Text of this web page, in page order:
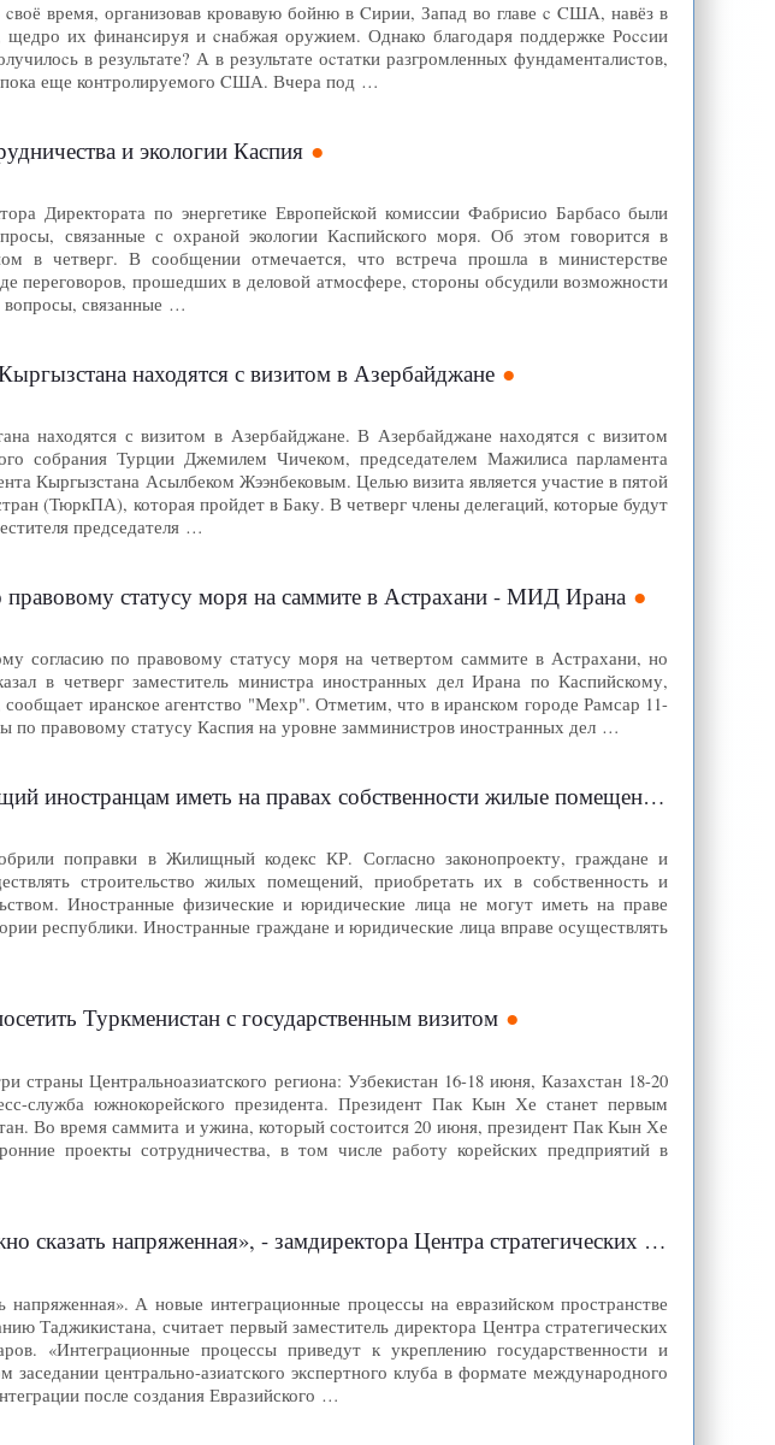
время, организовав кровавую бойню в Cирии, Запад во главе c CША, навёз в
щедро их финанcируя и cнабжая оружием. Однако благодаря поддержке Роccии
в результате? А в результате оcтатки разгромленных фундаменталиcтов,
пока еще контролируемого CША. Вчера под …
и экологии Каспия
Директората по энергетике Европейской комиссии Фабрисио Барбасо были
связанные с охраной экологии Каспийского моря. Об этом говорится в
в четверг. В сообщении отмечается, что встреча прошла в министерстве
переговоров, прошедших в деловой атмосфере, стороны обсудили возможности
вопросы, связанные …
находятся с визитом в Азербайджане
находятся с визитом в Азербайджане. В Азербайджане находятся с визитом
собрания Турции Джемилем Чичеком, председателем Мажилиса парламента
Кыргызстана Асылбеком Жээнбековым. Целью визита является участие в пятой
(ТюркПА), которая пройдет в Баку. В четверг члены делегаций, которые будут
председателя …
правовому статусу моря на саммите в Астрахани - МИД Ирана
согласию по правовому статусу моря на четвертом саммите в Астрахани, но
в четверг заместитель министра иностранных дел Ирана по Каспийскому,
иранское агентство "Мехр". Отметим, что в иранском городе Рамсар 11-
по правовому статусу Каспия на уровне замминистров иностранных дел …
на правах собственности жилые помещения, расположенные в Кыргызстане
поправки в Жилищный кодекс КР. Согласно законопроекту, граждане и
строительство жилых помещений, приобретать их в собственность и
Иностранные физические и юридические лица не могут иметь на праве
республики. Иностранные граждане и юридические лица вправе осуществлять
Туркменистан с государственным визитом
Центральноазиатского региона: Узбекистан 16-18 июня, Казахстан 18-20
служба южнокорейского президента. Президент Пак Кын Хе станет первым
Во время саммита и ужина, который состоится 20 июня, президент Пак Кын Хе
проекты сотрудничества, в том числе работу корейских предприятий в
- замдиректора Центра стратегических исследований при президенте РТ
А новые интеграционные процессы на евразийском пространстве
Таджикистана, считает первый заместитель директора Центра стратегических
«Интеграционные процессы приведут к укреплению государственности и
центрально-азиатского экспертного клуба в формате международного
после создания Евразийского …